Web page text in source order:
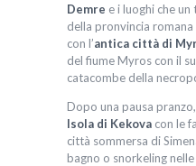
Demre e i luoghi che
della pronvincia romana
con l’antica città di
del fiume Myros con il
catacombe della
Dopo una pausa
Isola di Kekova con le
città sommersa di
bagno o snorkeling